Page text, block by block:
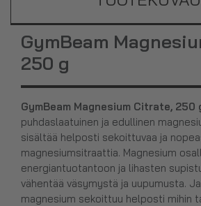
GymBeam
250 g
GymBeam Magnesium Citrate, 250
puhdaslaatuinen ja edullinen
sisältää helposti sekoittuvaa ja
magnesiumsitraattia. Magnesium
energiantuotantoon ja lihasten
vähentää väsymystä ja uupumusta.
magnesium sekoittuu helposti mihin